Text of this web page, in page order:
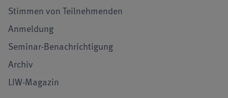
Stimmen von Teilnehmenden
Anmeldung
Seminar-Benachrichtigung
Archiv
LIW-Magazin